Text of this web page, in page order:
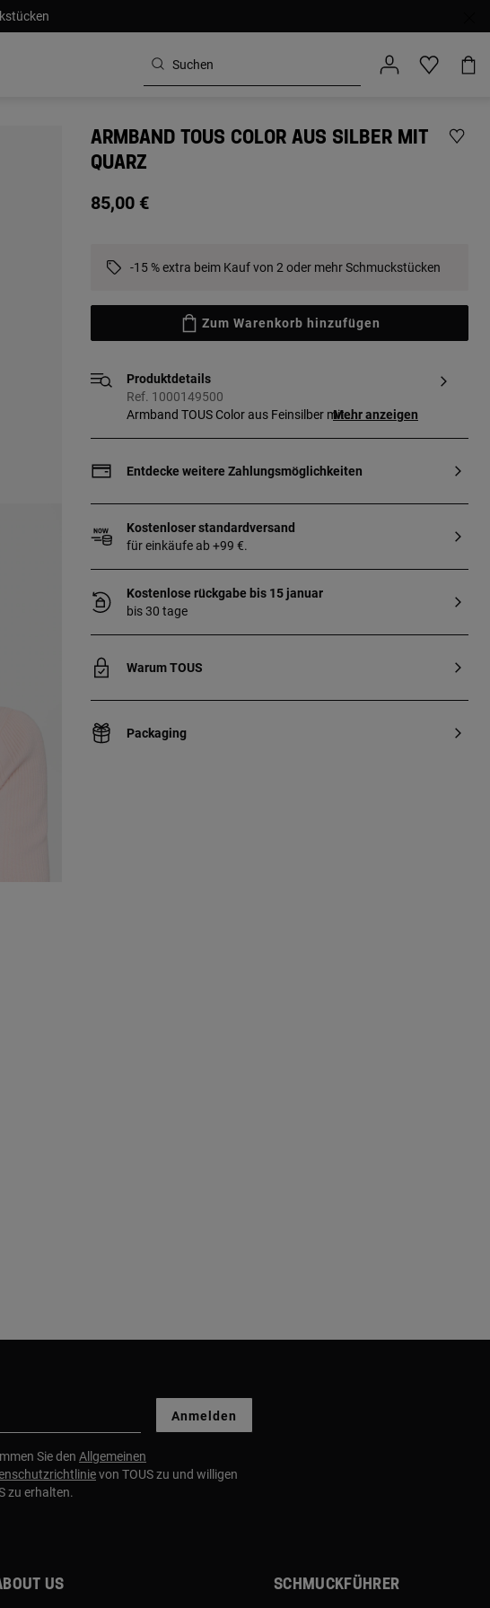
ARMBAND TOUS COLOR AUS SILBER MIT
QUARZ
85,00 €
-15 % extra beim Kauf von 2 oder mehr Schmuckstücken
Zum Warenkorb hinzufügen
Produktdetails
Ref. 1000149500
Armband TOUS Color aus Feinsilber mitMehr anzeigen
Entdecke weitere Zahlungsmöglichkeiten
Kostenloser standardversand
für einkäufe ab +99 €.
Kostenlose rückgabe bis 15 januar
bis 30 tage
Warum TOUS
Packaging
Anmelden
Sie den Allgemeinen
von TOUS zu und willigen
zu erhalten.
us Schmuckführer